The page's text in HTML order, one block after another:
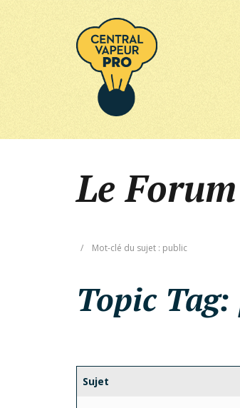
Le
/ Mot-clé du sujet : public
Topic Tag:
Sujet